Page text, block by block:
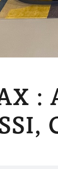
: